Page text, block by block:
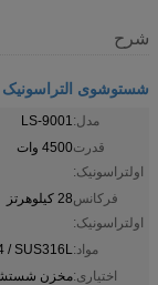
شرح
شستوشوی
مدل:LS-9001
قدرت
اولتراسونیک:
4500 وات
فرکانس
اولتراسونیک:
28 کیلوهرتز
مواد:/ SUS316L
اختیاری:مخزن